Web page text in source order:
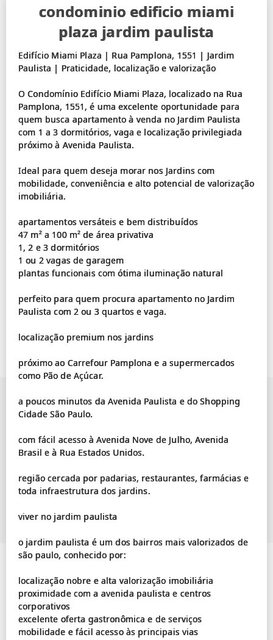
condominio edificio miami
plaza jardim paulista
Edifício Miami Plaza | Rua Pamplona, 1551 | Jardim
Paulista | Praticidade, localização e valorização
O Condomínio Edifício Miami Plaza, localizado na Rua
Pamplona, 1551, é uma excelente oportunidade para
quem busca apartamento à venda no Jardim Paulista
com 1 a 3 dormitórios, vaga e localização privilegiada
próximo à Avenida Paulista.
Ideal para quem deseja morar nos Jardins com
mobilidade, conveniência e alto potencial de valorização
imobiliária.
apartamentos versáteis e bem distribuídos
47 m² a 100 m² de área privativa
1, 2 e 3 dormitórios
1 ou 2 vagas de garagem
plantas funcionais com ótima iluminação natural
perfeito para quem procura apartamento no Jardim
Paulista com 2 ou 3 quartos e vaga.
localização premium nos jardins
próximo ao Carrefour Pamplona e a supermercados
como Pão de Açúcar.
a poucos minutos da Avenida Paulista e do Shopping
Cidade São Paulo.
com fácil acesso à Avenida Nove de Julho, Avenida
Brasil e à Rua Estados Unidos.
região cercada por padarias, restaurantes, farmácias e
toda infraestrutura dos jardins.
viver no jardim paulista
o jardim paulista é um dos bairros mais valorizados de
são paulo, conhecido por:
localização nobre e alta valorização imobiliária
proximidade com a avenida paulista e centros
corporativos
excelente oferta gastronômica e de serviços
mobilidade e fácil acesso às principais vias